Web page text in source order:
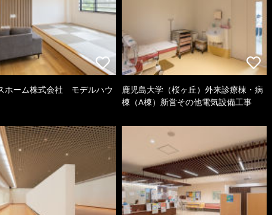
ホーム株式会社 モデルハウ
鹿児島大学（桜ヶ丘）外来診療棟・病
棟（A棟）新営その他電気設備工事